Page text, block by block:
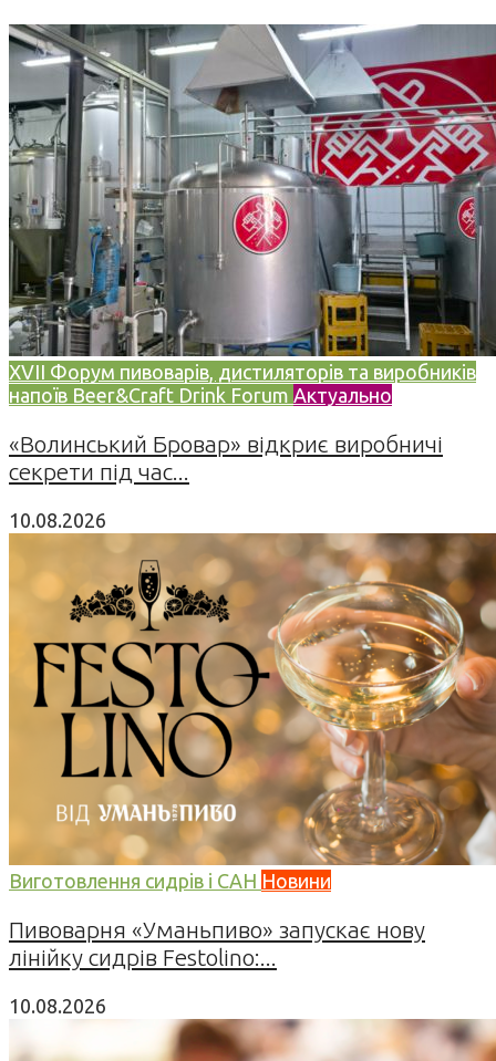
XVII Форум пивоварів, дистиляторів та виробників
напоїв Beer&Craft Drink Forum Актуально
«Волинський Бровар» відкриє виробничі
секрети під час...
10.08.2026
Виготовлення сидрів і САН Новини
Пивоварня «Уманьпиво» запускає нову
лінійку сидрів Festolino:...
10.08.2026